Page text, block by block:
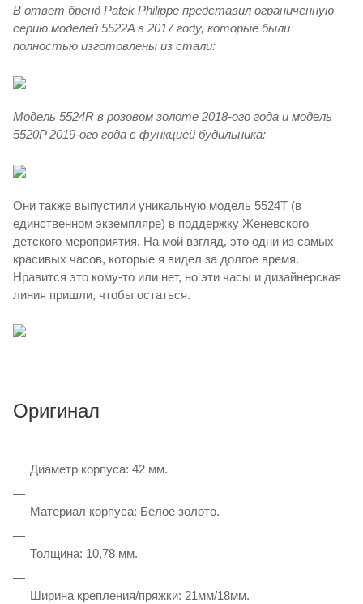
В ответ бренд Patek Philippe представил ограниченную
серию моделей 5522A в 2017 году, которые были
полностью изготовлены ​​из стали:
Модель 5524R в розовом золоте 2018-ого года и модель
5520P 2019-ого года с функцией будильника:
Они также выпустили уникальную модель 5524T (в
единственном экземпляре) в поддержку Женевского
детского мероприятия. На мой взгляд, это одни из самых
красивых часов, которые я видел за долгое время.
Нравится это кому-то или нет, но эти часы и дизайнерская
линия пришли, чтобы остаться.
Оригинал
Диаметр корпуса: 42 мм.
Материал корпуса: Белое золото.
Толщина: 10,78 мм.
Ширина крепления/пряжки: 21мм/18мм.